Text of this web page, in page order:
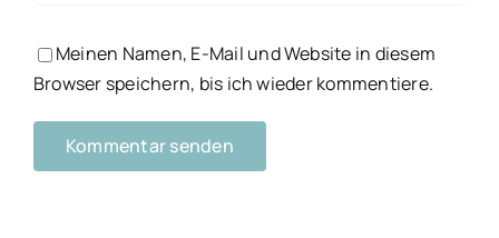
Meinen Namen, E-Mail und Website in diesem
Browser speichern, bis ich wieder kommentiere.